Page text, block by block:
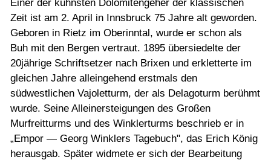
Einer der kühnsten Dolomitengeher der klassischen
Zeit ist am 2. April in Innsbruck 75 Jahre alt geworden.
Geboren in Rietz im Oberinntal, wurde er schon als
Buh mit den Bergen vertraut. 1895 übersiedelte der
20jährige Schriftsetzer nach Brixen und erkletterte im
gleichen Jahre alleingehend erstmals den
südwestlichen Vajoletturm, der als Delagoturm berühmt
wurde. Seine Alleinersteigungen des Großen
Murfreitturms und des Winklerturms beschrieb er in
„Empor — Georg Winklers Tagebuch", das Erich König
herausgab. Später widmete er sich der Bearbeitung